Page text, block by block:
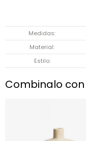
Medidas
Material
Estilo
Combinalo con